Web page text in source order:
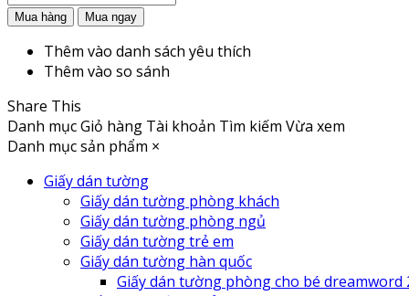
Thêm vào danh sách yêu thích
Thêm vào so sánh
Share This
Danh mụcGiỏ hàng Tài khoản Tìm kiếm Vừa xem
Danh mục sản phẩm ×
Giấy dán tường
Giấy dán tường phòng khách
Giấy dán tường phòng ngủ
Giấy dán tường trẻ em
Giấy dán tường hàn quốc
Giấy dán tường phòng cho bé dreamword